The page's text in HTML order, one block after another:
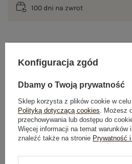
100 dni na zwrot
OPINIE O PRODUKCIE (1)
WYSYŁKA I DOSTAWA
Konfiguracja zgód
Dbamy o Twoją prywatność
Sklep korzysta z plików cookie w celu
Polityką dotyczącą cookies . Możesz
przechowywania lub dostępu do
Więcej informacji na temat warunków
znaleźć także na stronie Prywatność